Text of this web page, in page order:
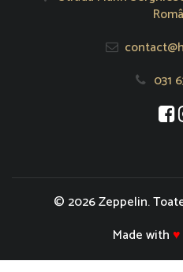
031
© 2026 Zeppelin.
Made with♥